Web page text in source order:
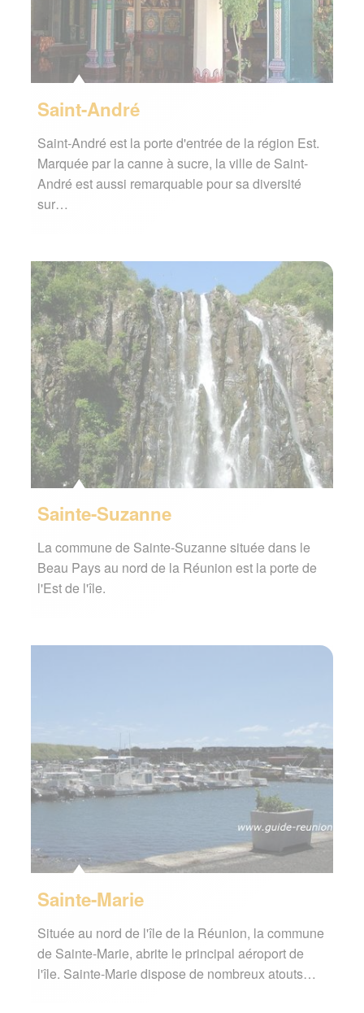
Saint-André
Saint-André est la porte d'entrée de la région Est.
Marquée par la canne à sucre, la ville de Saint-
André est aussi remarquable pour sa diversité
sur…
Sainte-Suzanne
La commune de Sainte-Suzanne située dans le
Beau Pays au nord de la Réunion est la porte de
l'Est de l'île.
Sainte-Marie
Située au nord de l'île de la Réunion, la commune
de Sainte-Marie, abrite le principal aéroport de
l'île. Sainte-Marie dispose de nombreux atouts…